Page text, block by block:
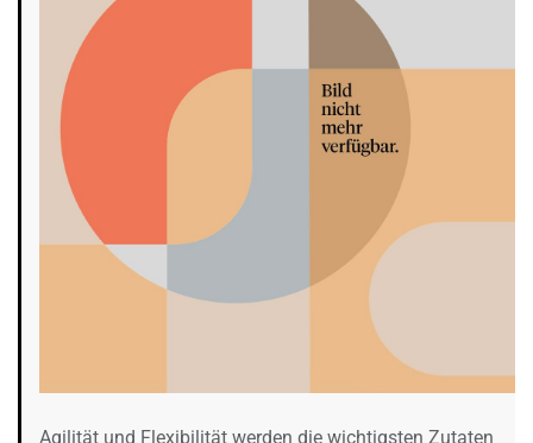
Agilität und Flexibilität werden die wichtigsten Zutaten